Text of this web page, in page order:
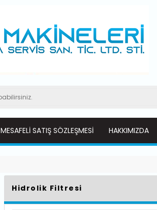
MESAFELI SATIŞ SÖZLEŞMESI HAKKIMIZDA
Hidrolik Filtresi